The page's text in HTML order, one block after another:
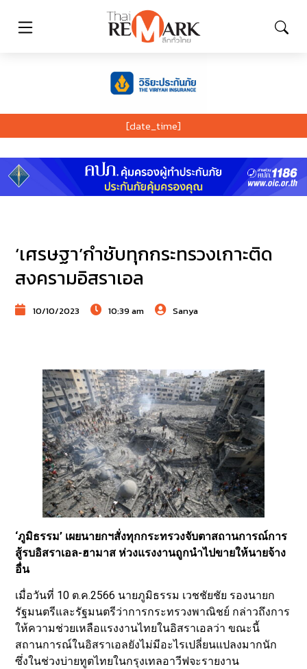
[date_time]
‘เศรษฐา’กำชับทุกกระทรวงเกาะติด
สงครามอิสราเอล
10/10/2023 10:39 am Sanya
‘ภูมิธรรม’ เผยนายกฯสั่งทุกกระทรวงจับตาสถานการณ์การ
สู้รบอิสราเอล-ฮามาส ห่วงแรงงานถูกนำไปขายให้นายจ้าง
อื่น
เมื่อวันที่ 10 ต.ค.2566 นายภูมิธรรม เวชชัยชัย รองนายก
รัฐมนตรีและรัฐมนตรีว่าการกระทรวงพาณิชย์ กล่าวถึงการ
ให้ความช่วยเหลือแรงงานไทยในอิสราเอลว่า ขณะนี้
สถานการณ์ในอิสราเอลยังไม่มีอะไรเปลี่ยนแปลงมากนัก
ซึ่งในช่วงบ่ายทูตไทยในกรุงเทลอาวีฟจะรายงาน